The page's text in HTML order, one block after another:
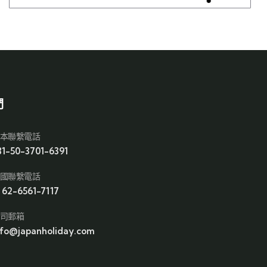
聯繫電話
50-3701-6391
聯繫電話
62-6561-7117
郵箱